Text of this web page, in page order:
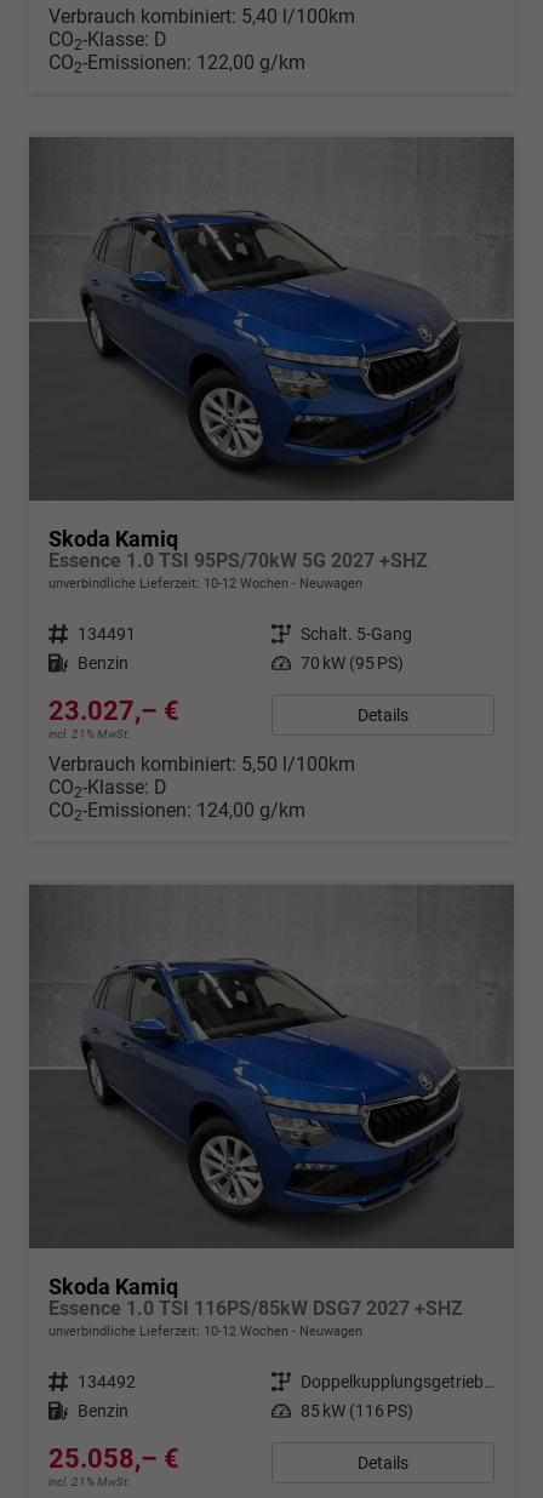
Verbrauch kombiniert: 5,40 l/100km
CO2-Klasse: D
CO2-Emissionen: 122,00 g/km
Skoda Kamiq
Essence 1.0 TSI 95PS/70kW 5G 2027 +SHZ
unverbindliche Lieferzeit: 10-12 Wochen Neuwagen
Fahrzeugnr. 134491 Getriebe Schalt. 5-Gang
Kraftstoff Benzin Leistung 70 kW (95 PS)
23.027,– €
incl. 21% MwSt.
Details
Verbrauch kombiniert: 5,50 l/100km
CO2-Klasse: D
CO2-Emissionen: 124,00 g/km
Skoda Kamiq
Essence 1.0 TSI 116PS/85kW DSG7 2027 +SHZ
unverbindliche Lieferzeit: 10-12 Wochen Neuwagen
Fahrzeugnr. 134492 Getriebe
Doppelkupplungsgetriebe (DSG)
Kraftstoff Benzin Leistung 85 kW (116 PS)
25.058,– €
incl. 21% MwSt.
Details